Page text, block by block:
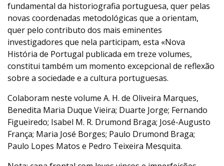
fundamental da historiografia portuguesa, quer pelas
novas coordenadas metodológicas que a orientam,
quer pelo contributo dos mais eminentes
investigadores que nela participam, esta «Nova
História de Portugal publicada em treze volumes,
constitui também um momento excepcional de reflexão
sobre a sociedade e a cultura portuguesas.
Colaboram neste volume A. H. de Oliveira Marques,
Benedita Maria Duque Vieira; Duarte Jorge; Fernando
Figueiredo; Isabel M. R. Drumond Braga; José-Augusto
França; Maria José Borges; Paulo Drumond Braga;
Paulo Lopes Matos e Pedro Teixeira Mesquita.